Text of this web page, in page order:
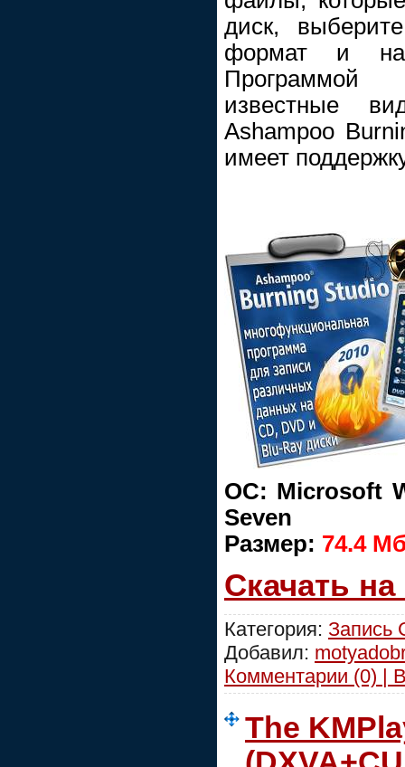
диск,
формат и
Программой
известные
Ashampoo
имеет
ОС: Microsoft
Seven
Размер: 74.4
Скачать
Категория: Запись
Добавил:
Комментарии (0) |
The